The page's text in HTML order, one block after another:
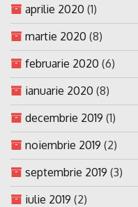
aprilie 2020 (1)
martie 2020 (8)
februarie 2020 (6)
ianuarie 2020 (8)
decembrie 2019 (1)
noiembrie 2019 (2)
septembrie 2019 (3)
iulie 2019 (2)